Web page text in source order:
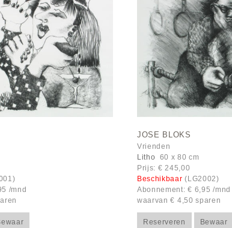
/mnd
JOSE BLOKS
Vrienden
Litho
60 x 80 cm
Prijs: € 245,00
Beschikbaar(LG2002)
Abonnement: € 6,95 /mnd
waarvan € 4,50 sparen
Reserveren Bewaar